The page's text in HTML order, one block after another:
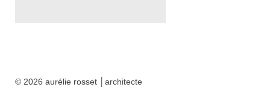
© 2026 aurélie rosset │architecte